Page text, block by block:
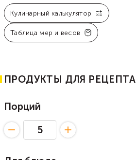
Кулинарный калькулятор
Таблица мер и весов
ПРОДУКТЫ ДЛЯ РЕЦЕПТА
Порций